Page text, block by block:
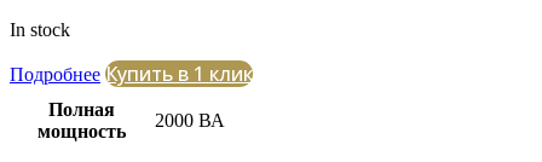
In stock
Подробнее Купить в 1 клик
Полная
мощность
2000 ВА